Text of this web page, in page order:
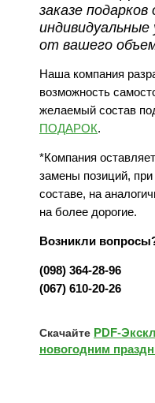
заказе
индивидуальные
от вашего
Наша компания
возможность
желаемый состав
ПОДАРОК.
*Компания
замены позиций,
составе, на
на более дорогие.
Возникли
(098) 364-28-96
(067) 610-20-26
Скачайте PDF-
новогодним